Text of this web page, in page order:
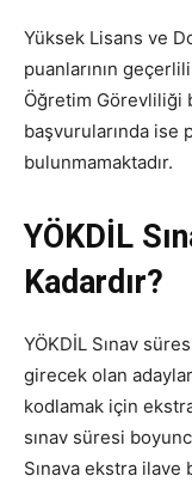
Yüksek Lisans ve
puanlarının
Öğretim Görevliliği
başvurularında ise
bulunmamaktadır.
YÖKDİL
Kadardır?
YÖKDİL Sınav
girecek olan
kodlamak için
sınav süresi
Sınava ekstra